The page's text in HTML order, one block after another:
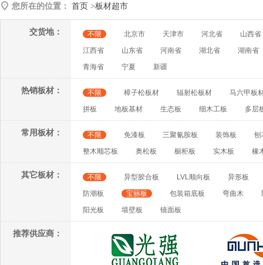
您所在的位置： 首页 >板材超市
交货地： 不限 北京市 天津市 河北省
山西省
江西省
山东省 河南省 湖北省
湖南省
青海省
宁夏 新疆
热销板材： 不限 樟子松板材 辐射松板材
马六甲板
拼板
地板基材 生态板 细木工板 多层
常用板材： 不限 免漆板 三聚氰胺板 装饰板
刨
整木顺芯板
奥松板 橱柜板 实木板 橡
其它板材： 不限 异型胶合板 LVL顺向板
异形板
防潮板
宝丽板 包装箱底板 弯曲木
阳光板
墙壁板 镜面板
推荐供应商：